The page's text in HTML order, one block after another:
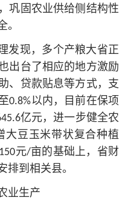
巩固农业供给侧结构性
。
发现，多个产粮大省正
出台了相应的地方激励
、贷款贴息等方式，支
0.8%以内，目前在保项
亿元，进一步健全农
大豆玉米带状复合种植
元/亩的基础上，省财
排到相关县。
业生产